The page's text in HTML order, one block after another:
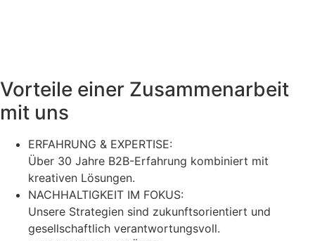
Vorteile einer Zusammenarbeit
mit uns
ERFAHRUNG & EXPERTISE:
Über 30 Jahre B2B-Erfahrung kombiniert mit
kreativen Lösungen.
NACHHALTIGKEIT IM FOKUS:
Unsere Strategien sind zukunftsorientiert und
gesellschaftlich verantwortungsvoll.